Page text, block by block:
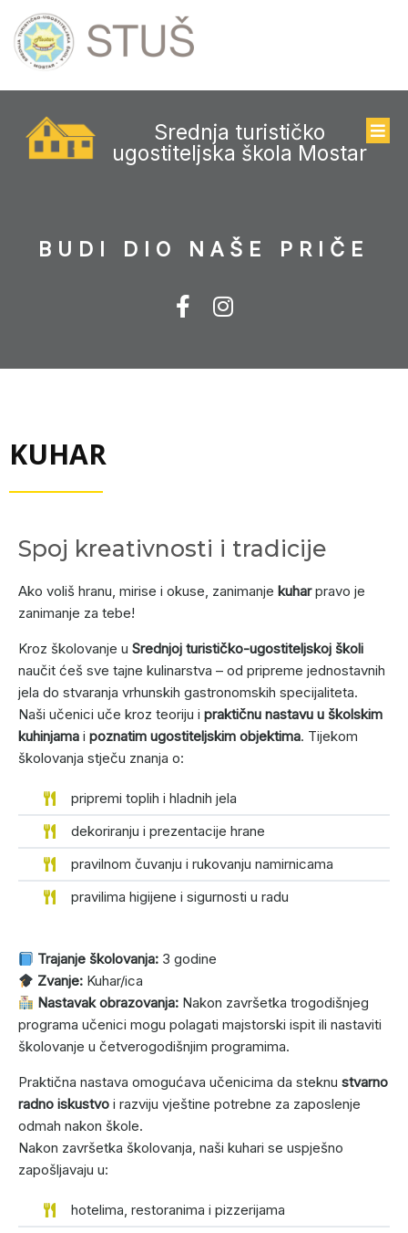
Srednja turističko
ugostiteljska škola Mostar
BUDI DIO NAŠE PRIČE
KUHAR
Spoj kreativnosti i tradicije
Ako voliš hranu, mirise i okuse, zanimanje kuharpravo je
zanimanje za tebe!
Kroz školovanje u Srednjoj turističko-ugostiteljskoj školi
naučit ćeš sve tajne kulinarstva – od pripreme jednostavnih
jela do stvaranja vrhunskih gastronomskih specijaliteta.
Naši učenici uče kroz teoriju i praktičnu nastavu u školskim
kuhinjama i poznatim ugostiteljskim objektima. Tijekom
školovanja stječu znanja o:
pripremi toplih i hladnih jela
dekoriranju i prezentacije hrane
pravilnom čuvanju i rukovanju namirnicama
pravilima higijene i sigurnosti u radu
Trajanje školovanja: 3 godine
Zvanje: Kuhar/ica
Nastavak obrazovanja: Nakon završetka trogodišnjeg
programa učenici mogu polagati majstorski ispit ili nastaviti
školovanje u četverogodišnjim programima.
Praktična nastava omogućava učenicima da steknu stvarno
radno iskustvo i razviju vještine potrebne za zaposlenje
odmah nakon škole.
Nakon završetka školovanja, naši kuhari se uspješno
zapošljavaju u:
hotelima, restoranima i pizzerijama